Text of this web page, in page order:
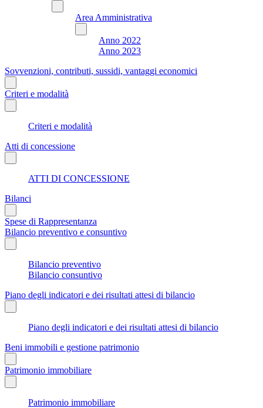
Area Amministrativa
Anno 2022
Anno 2023
Sovvenzioni, contributi, sussidi, vantaggi economici
Criteri e modalità
Criteri e modalità
Atti di concessione
ATTI DI CONCESSIONE
Bilanci
Spese di Rappresentanza
Bilancio preventivo e consuntivo
Bilancio preventivo
Bilancio consuntivo
Piano degli indicatori e dei risultati attesi di bilancio
Piano degli indicatori e dei risultati attesi di bilancio
Beni immobili e gestione patrimonio
Patrimonio immobiliare
Patrimonio immobiliare